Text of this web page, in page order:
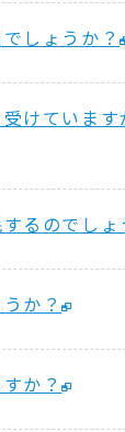
しょうか？
けていま
るのでし
か？
か？